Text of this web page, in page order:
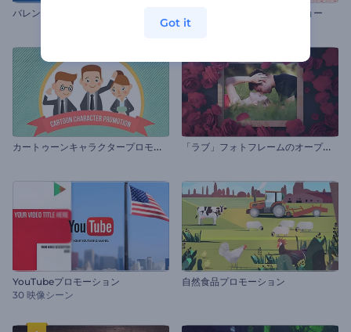
バレンタインウサギ バレンタインラブスライドショー
カ
ートゥーンキャラクタープロモーション 「
ラブ」フォトフレームのオープニング
YouTubeプロモーション
30 映像シーン
自然食品プロモーション
Got it